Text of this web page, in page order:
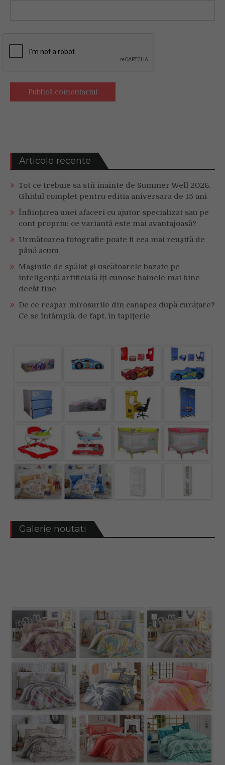
Articole recente
Tot ce trebuie sa stii inainte de Summer Well 2026.
Ghidul complet pentru editia aniversara de 15 ani
Înființarea unei afaceri cu ajutor specializat sau pe
cont propriu: ce variantă este mai avantajoasă?
Următoarea fotografie poate fi cea mai reușită de
până acum
Mașinile de spălat și uscătoarele bazate pe
inteligență artificială îți cunosc hainele mai bine
decât tine
De ce reapar mirosurile din canapea după curățare?
Ce se întâmplă, de fapt, în tapițerie
Galerie noutati